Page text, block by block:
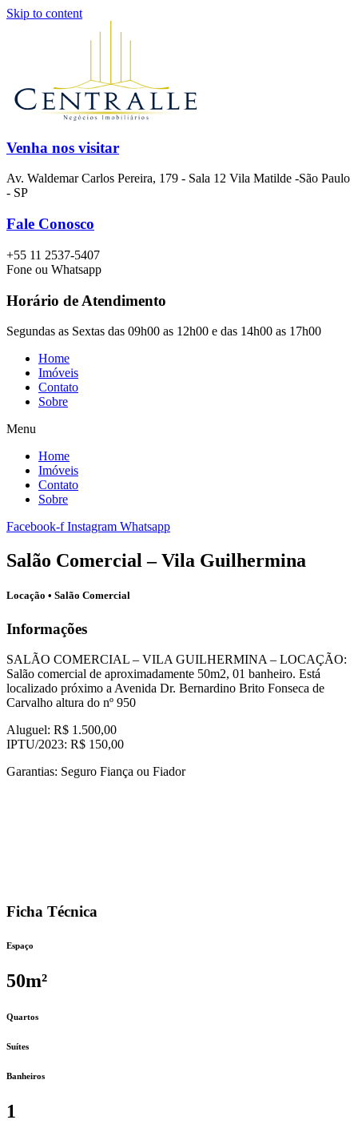
Skip to content
Venha nos visitar
Av. Waldemar Carlos Pereira, 179 - Sala 12 Vila Matilde -São Paulo
- SP
Fale Conosco
+55 11 2537-5407
Fone ou Whatsapp
Horário de Atendimento
Segundas as Sextas das 09h00 as 12h00 e das 14h00 as 17h00
Home
Imóveis
Contato
Sobre
Menu
Home
Imóveis
Contato
Sobre
Facebook-f Instagram Whatsapp
Salão Comercial – Vila Guilhermina
Locação • Salão Comercial
Informações
SALÃO COMERCIAL – VILA GUILHERMINA – LOCAÇÃO:
Salão comercial de aproximadamente 50m2, 01 banheiro. Está
localizado próximo a Avenida Dr. Bernardino Brito Fonseca de
Carvalho altura do nº 950
Aluguel: R$ 1.500,00
IPTU/2023: R$ 150,00
Garantias: Seguro Fiança ou Fiador
Ficha Técnica
Espaço
50m²
Quartos
Suítes
Banheiros
1